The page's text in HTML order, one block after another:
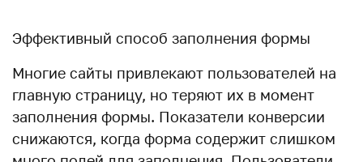
Эффективный способ заполнения формы
Многие сайты привлекают пользователей на
главную страницу, но теряют их в момент
заполнения формы. Показатели конверсии
снижаются, когда форма содержит слишком